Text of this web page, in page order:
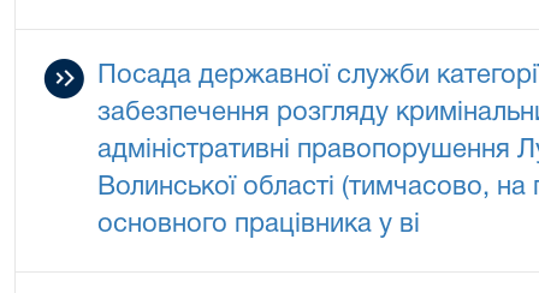
Посада державної служби
забезпечення розгляду
адміністративні правопорушення
Волинської області (тимчасово,
основного працівника у ві